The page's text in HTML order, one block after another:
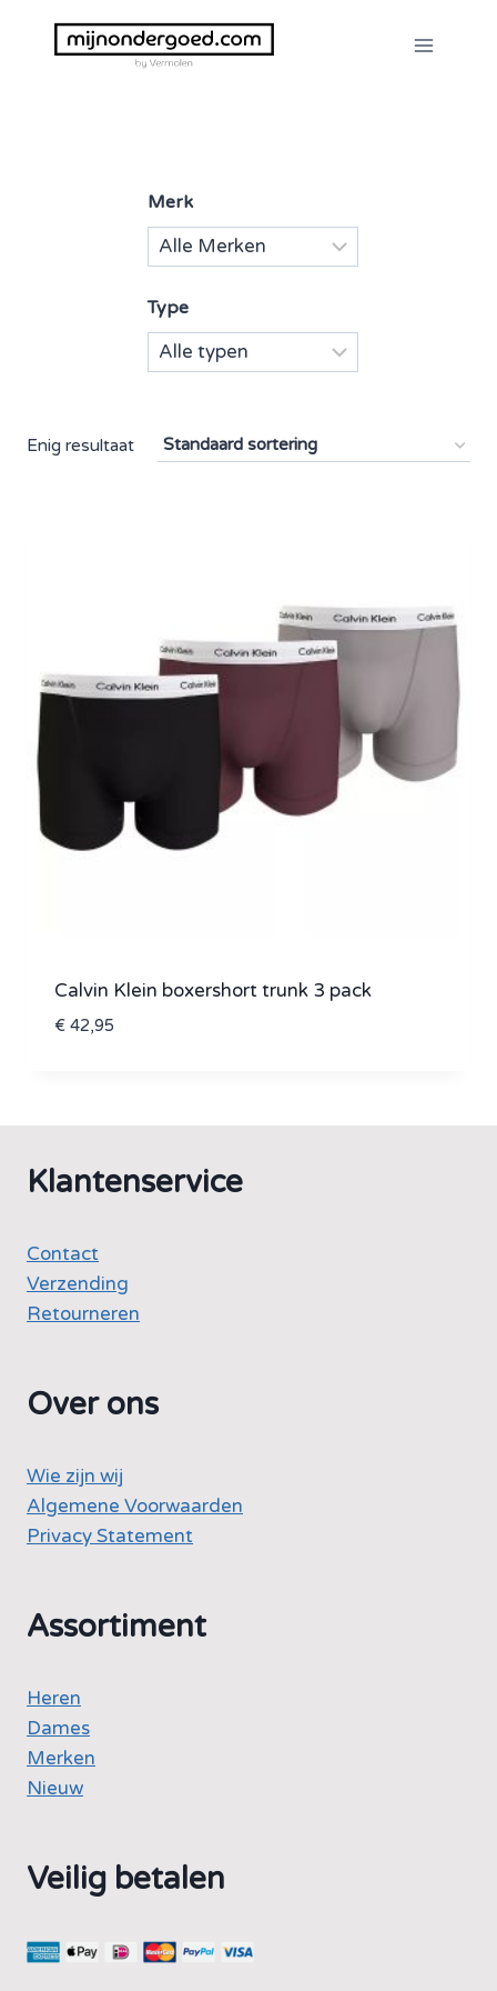
Enig resultaat
Calvin Klein boxershort trunk 3 pack
€42,95
Merk
Type
Klantenservice
Contact
Verzending
Retourneren
Over ons
Wie zijn wij
Algemene Voorwaarden
Privacy Statement
Assortiment
Heren
Dames
Merken
Nieuw
Veilig betalen